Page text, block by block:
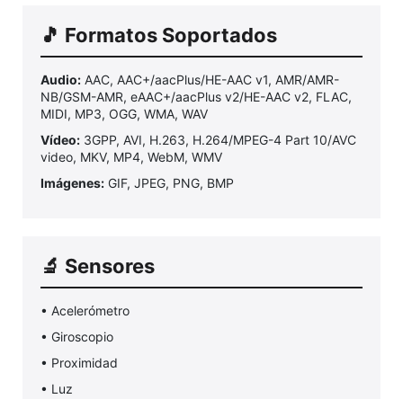
🎵 Formatos Soportados
Audio: AAC, AAC+/aacPlus/HE-AAC v1, AMR/AMR-
NB/GSM-AMR, eAAC+/aacPlus v2/HE-AAC v2, FLAC,
MIDI, MP3, OGG, WMA, WAV
Vídeo: 3GPP, AVI, H.263, H.264/MPEG-4 Part 10/AVC
video, MKV, MP4, WebM, WMV
Imágenes: GIF, JPEG, PNG, BMP
🔬 Sensores
• Acelerómetro
• Giroscopio
• Proximidad
• Luz